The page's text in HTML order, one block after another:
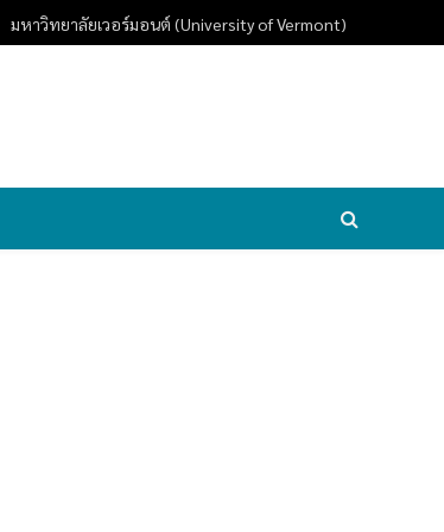
มหาวิทยาลัยเวอร์มอนต์ (University of Vermont)